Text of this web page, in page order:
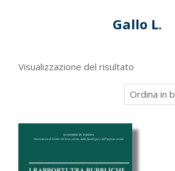
Gallo L.
Visualizzazione del risultato